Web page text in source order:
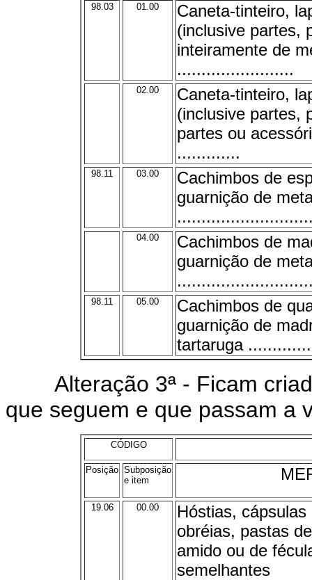
98.03 01.00
Caneta-tinteiro,
(inclusive partes,
inteiramente de
........................
02.00
Caneta-tinteiro,
(inclusive partes,
partes ou
.............
98.11 03.00
Cachimbos de
guarnição de
04.00
Cachimbos de
guarnição de
98.11 05.00
Cachimbos de
guarnição de
tartaruga
Alteração 3ª - Ficam
que seguem e que passam a
CÓDIGO
Posição Subposição
e item
19.06 00.00
Hóstias,
obréias, pastas
amido ou de
semelhantes